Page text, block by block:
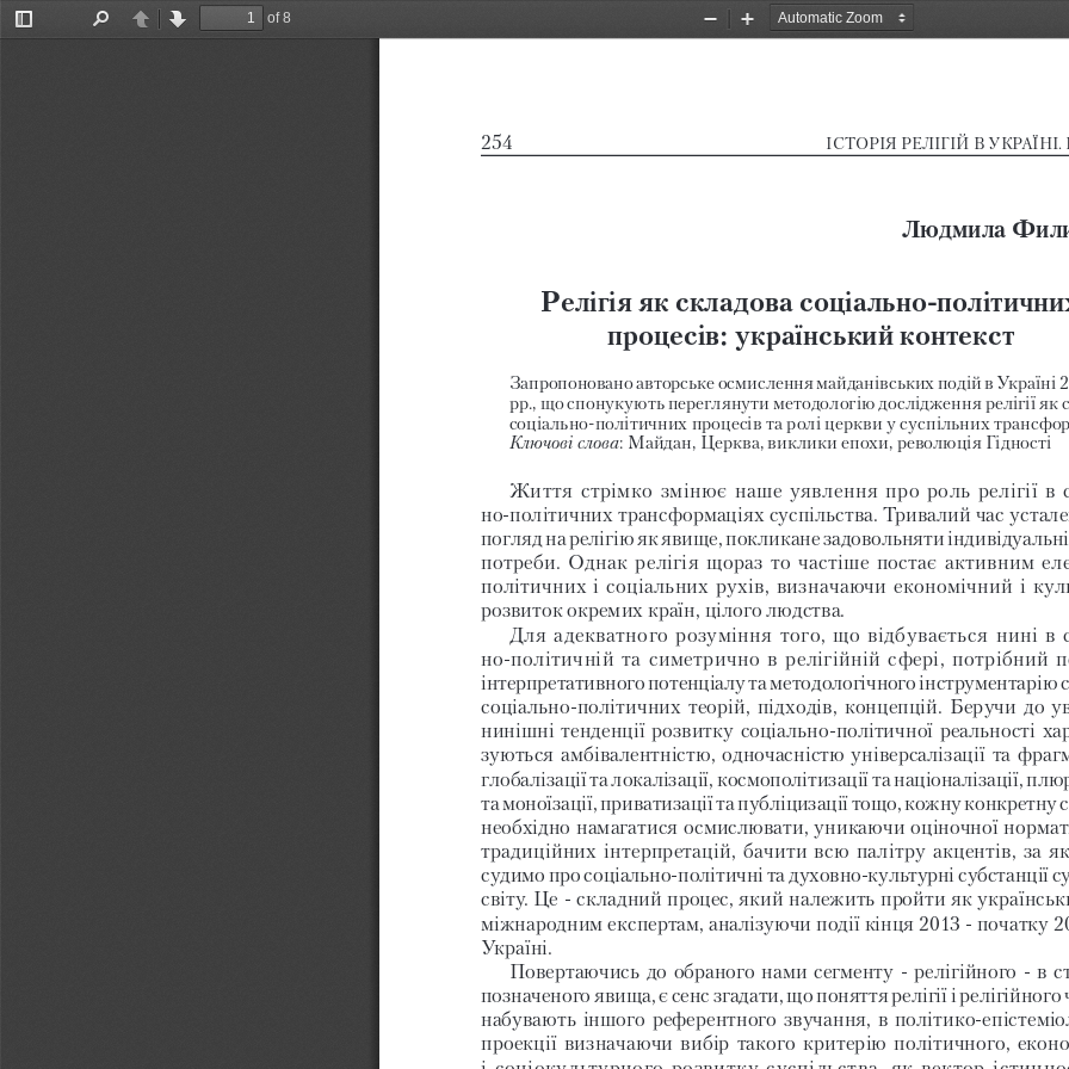
Toggle
PreviousNext
of 8
Zoom
Zoom
254 ІСТОРІЯ РеЛІГІй В
Людмила
релігія як складова соціально
процесів: український контекст
Запропоновано авторське осмислення майданівських подій в Україні
рр., що спонукують переглянути методологію дослідження релігії як
соціальнополітичних процесів та ролі церкви у суспільних
Ключові слова: Майдан, церква, виклики епохи, революція Гідності
Життя стрімко змінює наше уявлення про роль релігії в
нополітичних трансформаціях суспільства. Тривалий час
погляд на релігію як явище, покликане задовольняти
потреби. Однак релігія щораз то частіше постає активним
політичних і соціальних рухів, визначаючи економічний і
розвиток окремих країн, цілого людства.
Для адекватного розуміння того, що відбувається нині в
нополітичній та симетрично в релігійній сфері, потрібний
інтерпретативного потенціалу та методологічного інструментарію
соціальнополітичних теорій, підходів, концепцій. Беручи до
нинішні тенденції розвитку соціальнополітичної реальності
зуються амбівалентністю, одночасністю універсалізації та
глобалізації та локалізації, космополітизації та націоналізації,
та моноїзації, приватизації та публіцизації тощо, кожну конкретну
необхідно намагатися осмислювати, уникаючи оціночної
традиційних інтерпретацій, бачити всю палітру акцентів, за
судимо про соціальнополітичні та духовнокультурні субстанції
світу. це  складний процес, який належить пройти як
міжнародним експертам, аналізуючи події кінця 2013  початку
Україні.
Повертаючись до обраного нами сегменту  релігійного  в
позначеного явища, є сенс згадати, що поняття релігії і
набувають іншого референтного звучання, в
проекції визначаючи вибір такого критерію політичного,